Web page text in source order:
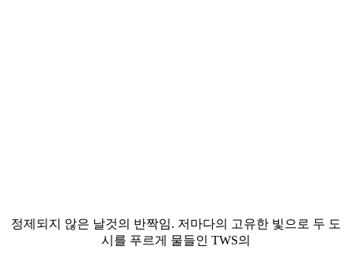
정제되지 않은 날것의 반짝임. 저마다의 고유한 빛으로 두 도
시를 푸르게 물들인 TWS의